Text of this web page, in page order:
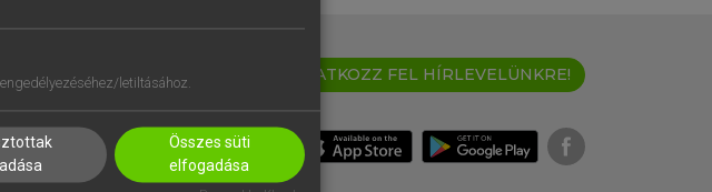
IRATKOZZ FEL HÍRLEVELÜNKRE!
letiltásához.
Összes süti
elfogadása